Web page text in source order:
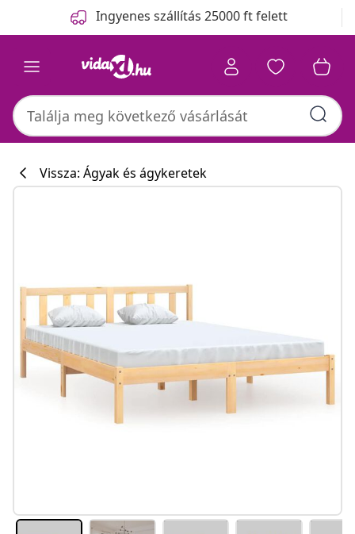
Ingyenes szállítás 25000 ft felett
Vissza: Ágyak és ágykeretek